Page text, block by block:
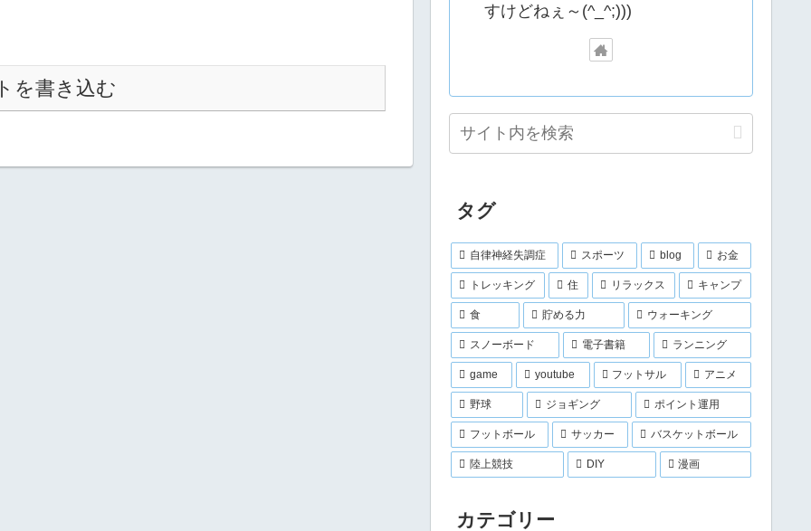
を書き込む
すけどねぇ～(^_^;)))
タグ
自律神経失調症 スポーツ blog お金
トレッキング 住 リラックス キャンプ
食 貯める力 ウォーキング
スノーボード 電子書籍 ランニング
game youtube フットサル アニメ
野球 ジョギング ポイント運用
フットボール サッカー バスケットボール
陸上競技 DIY 漫画
カテゴリー